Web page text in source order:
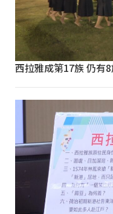
西拉雅成第17族 仍有